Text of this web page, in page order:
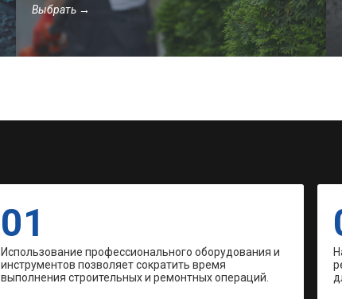
Выбрать →
01
Использование профессионального оборудования и
инструментов позволяет сократить время
выполнения строительных и ремонтных операций.